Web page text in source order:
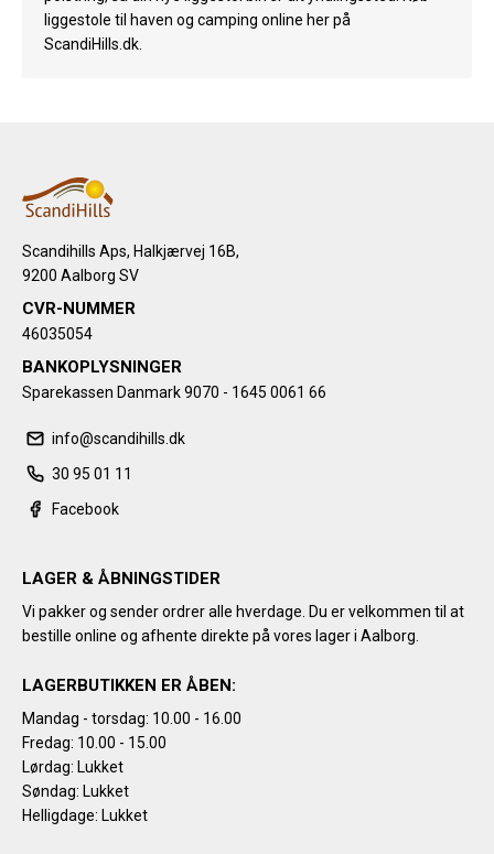
liggestole til haven og camping online her på
ScandiHills.dk.
Scandihills Aps, Halkjærvej 16B,
9200 Aalborg SV
CVR-NUMMER
46035054
BANKOPLYSNINGER
Sparekassen Danmark 9070 - 1645 0061 66
info@scandihills.dk
30 95 01 11
Facebook
LAGER & ÅBNINGSTIDER
Vi pakker og sender ordrer alle hverdage. Du er velkommen til at
bestille online og afhente direkte på vores lager i Aalborg.
LAGERBUTIKKEN ER ÅBEN:
Mandag - torsdag: 10.00 - 16.00
Fredag: 10.00 - 15.00
Lørdag: Lukket
Søndag: Lukket
Helligdage: Lukket